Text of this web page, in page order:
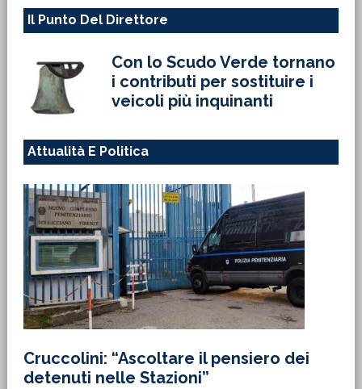
Il Punto Del Direttore
Con lo Scudo Verde tornano
i contributi per sostituire i
veicoli più inquinanti
Attualità E Politica
Cruccolini: “Ascoltare il pensiero dei
detenuti nelle Stazioni”